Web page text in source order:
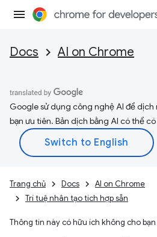
Docs AI on Chrome
Google sử dụng công nghệ AI để
bạn ưu tiên. Bản dịch bằng AI có thể có
Trang chủ Docs
AI on Chrome
Trí tuệ nhân tạo tích hợp sẵn
Thông tin này có hữu ích không cho